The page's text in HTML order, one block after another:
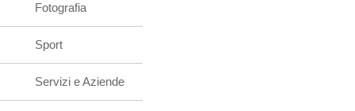
Fotografia
Sport
Servizi e Aziende